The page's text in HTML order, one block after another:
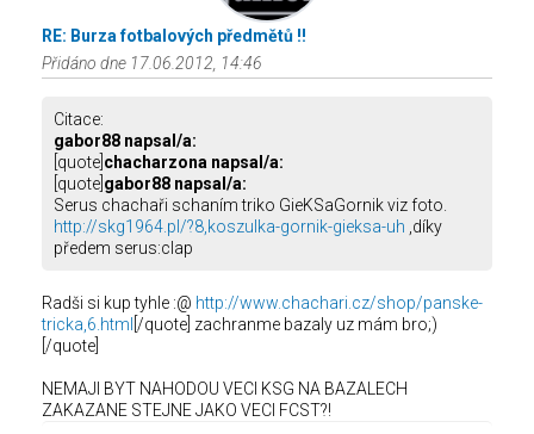
RE: Burza fotbalových předmětů !!
Přidáno dne 17.06.2012, 14:46
Citace:
gabor88 napsal/a:
[quote] chacharzona napsal/a:
[quote] gabor88 napsal/a:
Serus chachaři schaním triko GieKSaGornik viz foto.
http://skg1964.pl/?8,koszulka-gornik-gieksa-uh ,díky
předem serus:clap
Radši si kup tyhle :@ http://www.chachari.cz/shop/panske-
tricka,6.html [/quote] zachranme bazaly uz mám bro;)
[/quote]
NEMAJI BYT NAHODOU VECI KSG NA BAZALECH
ZAKAZANE STEJNE JAKO VECI FCST?!